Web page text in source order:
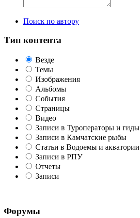
Поиск по автору
Тип контента
Везде
Темы
Изображения
Альбомы
События
Страницы
Видео
Записи в Туроператоры и гиды
Записи в Камчатские рыбы
Статьи в Водоемы и акватории
Записи в РПУ
Отчеты
Записи
Форумы